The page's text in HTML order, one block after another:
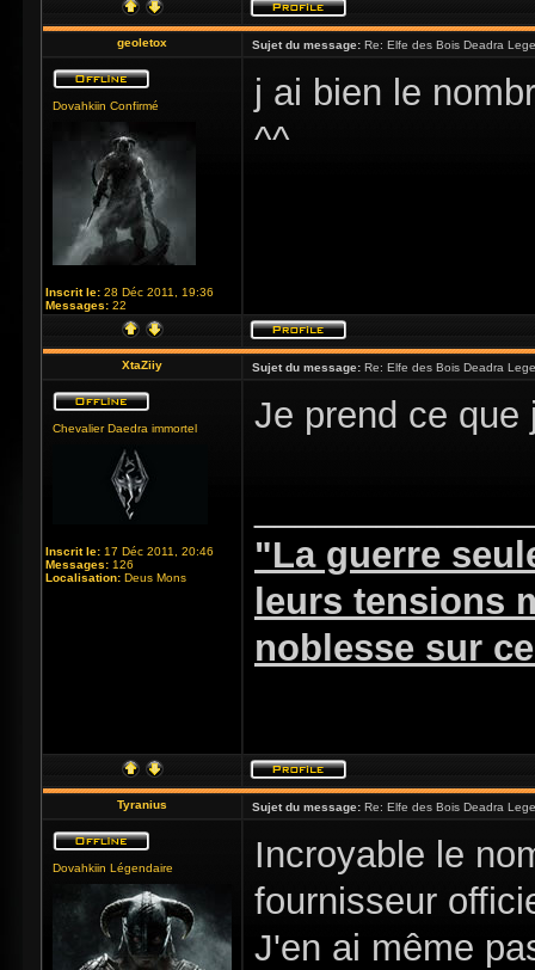
geoletox Sujet du message: Re: Elfe des Bois Deadra
Dovahkiin Confirmé
Inscrit le: 28 Déc 2011, 19:36
Messages: 22
j ai bien le
^^
XtaZiiy Sujet du message: Re: Elfe des Bois Deadra
Chevalier Daedra immortel
Inscrit le: 17 Déc 2011, 20:46
Messages: 126
Localisation: Deus Mons
Je prend ce
"La guerre
leurs tensions
noblesse sur
Tyranius Sujet du message: Re: Elfe des Bois Deadra
Dovahkiin Légendaire
Incroyable le
fournisseur
J'en ai même